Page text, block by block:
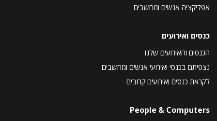
אפליקציה אנשים ומחשבים
כנסים ואירועים
הכנסים והאירועים שלנו
נצפיתם בכנסי ואירועי אנשים ומחשבים
לקראת כנסים ואירועים קרובים
People & Computers